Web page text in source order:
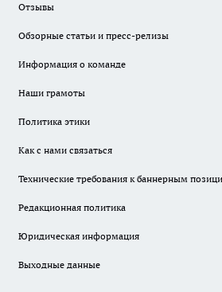
Отзывы
Обзорные статьи и пресс-релизы
Информация о команде
Наши грамоты
Политика этики
Как с нами связаться
Технические требования к баннерным
Редакционная политика
Юридическая информация
Выходные данные